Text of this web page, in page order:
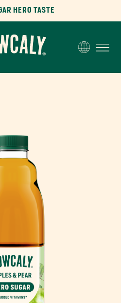
HERO TASTE